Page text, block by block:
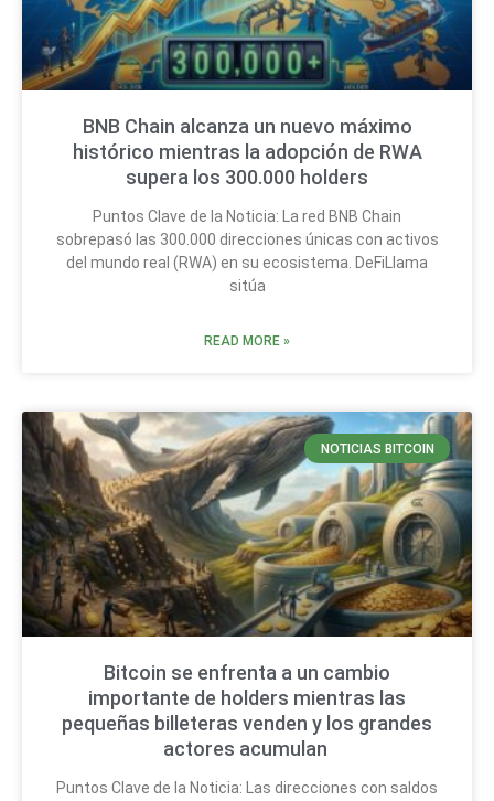
BNB Chain alcanza un nuevo máximo
histórico mientras la adopción de RWA
supera los 300.000 holders
Puntos Clave de la Noticia: La red BNB Chain
sobrepasó las 300.000 direcciones únicas con activos
del mundo real (RWA) en su ecosistema. DeFiLlama
sitúa
READ MORE »
NOTICIAS BITCOIN
Bitcoin se enfrenta a un cambio
importante de holders mientras las
pequeñas billeteras venden y los grandes
actores acumulan
Puntos Clave de la Noticia: Las direcciones con saldos